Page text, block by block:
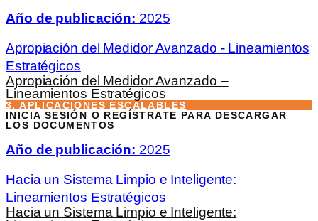
Año de publicación: 2025
Apropiación del Medidor Avanzado - Lineamientos
Estratégicos
Apropiación del Medidor Avanzado –
Lineamientos Estratégicos
3. APLICACIONES ESCALABLES
INICIA SESIÓN O REGÍSTRATE PARA DESCARGAR
LOS DOCUMENTOS
Año de publicación: 2025
Hacia un Sistema Limpio e Inteligente:
Lineamientos Estratégicos
Hacia un Sistema Limpio e Inteligente: